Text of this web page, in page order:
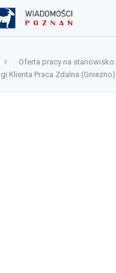
Oferta pracy na stanowisko:
Klienta Praca Zdalna (Gniezno)